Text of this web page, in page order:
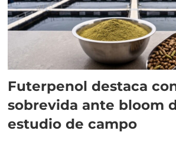
Futerpenol destaca
sobrevida ante bloom
estudio de campo